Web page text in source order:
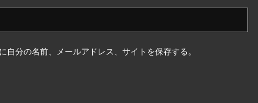
分の名前、メールアドレス、サイトを保存する。